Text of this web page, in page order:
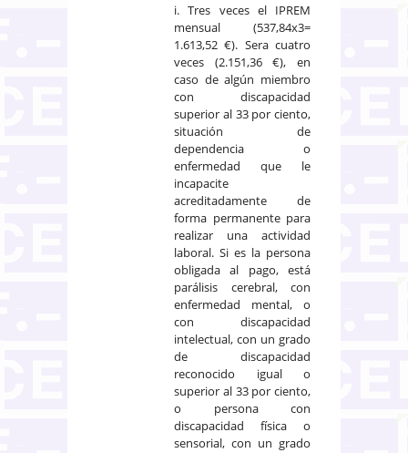
i. Tres veces el IPREM
mensual (537,84x3=
1.613,52 €). Sera cuatro
veces (2.151,36 €), en
caso de algún miembro
con discapacidad
superior al 33 por ciento,
situación de
dependencia o
enfermedad que le
incapacite
acreditadamente de
forma permanente para
realizar una actividad
laboral. Si es la persona
obligada al pago, está
parálisis cerebral, con
enfermedad mental, o
con discapacidad
intelectual, con un grado
de discapacidad
reconocido igual o
superior al 33 por ciento,
o persona con
discapacidad física o
sensorial, con un grado